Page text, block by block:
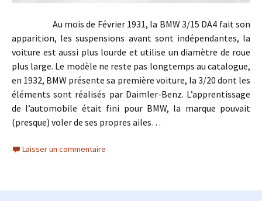
Au mois de Février 1931, la BMW 3/15 DA4 fait son
apparition, les suspensions avant sont indépendantes, la
voiture est aussi plus lourde et utilise un diamètre de roue
plus large. Le modèle ne reste pas longtemps au catalogue,
en 1932, BMW présente sa première voiture, la 3/20 dont les
éléments sont réalisés par Daimler-Benz. L’apprentissage
de l’automobile était fini pour BMW, la marque pouvait
(presque) voler de ses propres ailes…
Laisser un commentaire